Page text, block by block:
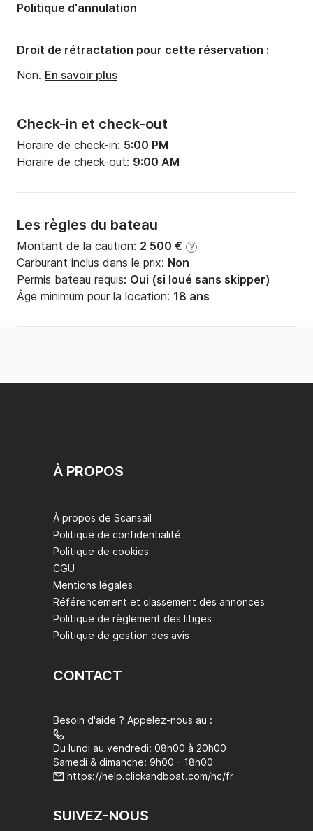
Puissance moteur:45cv
Check-in et check-out
Horaire de check-in: 5:00 PM
Horaire de check-out: 9:00 AM
Les règles du bateau
Montant de la caution: 2 500 € ?
Carburant inclus dans le prix: Non
Permis bateau requis: Oui (si loué sans skipper)
Âge minimum pour la location: 18 ans
Politique d'annulation
Droit de rétractation pour cette réservation :
Non. En savoir plus
À PROPOS
À propos de Scansail
Politique de confidentialité
Politique de cookies
CGU
Mentions légales
Référencement et classement des annonces
Politique de règlement des litiges
Politique de gestion des avis
CONTACT
Besoin d'aide ? Appelez-nous au :
Du lundi au vendredi: 08h00 à 20h00
Samedi & dimanche: 9h00 - 18h00
https://help.clickandboat.com/hc/fr
SUIVEZ-NOUS